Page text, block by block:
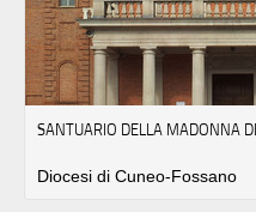
SANTUARIO DELLA MADONNA
Diocesi di Cuneo-Fossano